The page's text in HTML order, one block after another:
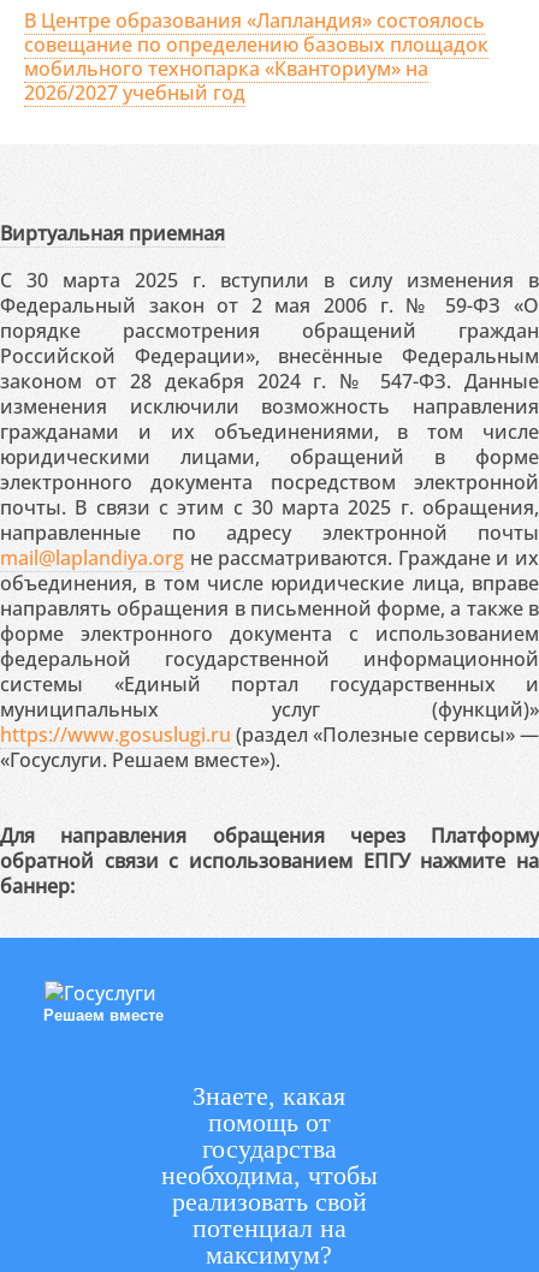
В Центре образования «Лапландия» состоялось
совещание по определению базовых площадок
мобильного технопарка «Кванториум» на
2026/2027 учебный год
Виртуальная приемная
С 30 марта 2025 г. вступили в силу изменения в
Федеральный закон от 2 мая 2006 г. № 59-ФЗ «О
порядке рассмотрения обращений граждан
Российской Федерации», внесённые Федеральным
законом от 28 декабря 2024 г. № 547-ФЗ. Данные
изменения исключили возможность направления
гражданами и их объединениями, в том числе
юридическими лицами, обращений в форме
электронного документа посредством электронной
почты. В связи с этим с 30 марта 2025 г. обращения,
направленные по адресу электронной почты
mail@laplandiya.org не рассматриваются. Граждане и их
объединения, в том числе юридические лица, вправе
направлять обращения в письменной форме, а также в
форме электронного документа с использованием
федеральной государственной информационной
системы «Единый портал государственных и
муниципальных услуг (функций)»
https://www.gosuslugi.ru (раздел «Полезные сервисы» —
«Госуслуги. Решаем вместе»).
Для направления обращения через Платформу
обратной связи с использованием ЕПГУ нажмите на
баннер:
Решаем вместе
Знаете, какая
помощь от
государства
необходима, чтобы
реализовать свой
потенциал на
максимум?